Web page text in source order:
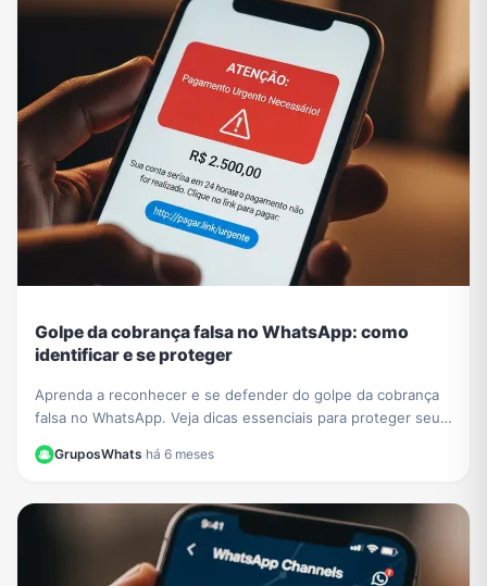
Golpe da cobrança falsa no WhatsApp: como
identificar e se proteger
Aprenda a reconhecer e se defender do golpe da cobrança
falsa no WhatsApp. Veja dicas essenciais para proteger seus
GruposWhats·há 6 meses